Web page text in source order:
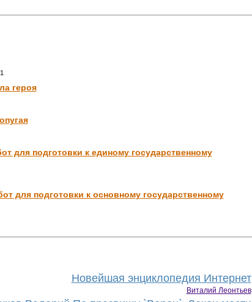
героя
для подготовки к единому государственному
для подготовки к основному государственному
Новейшая энциклопедия Интернет
Виталий Леонтьев